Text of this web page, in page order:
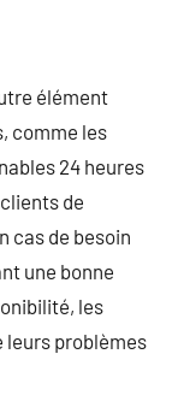
élément
comme les
24 heures
de
cas de besoin
une bonne
les
leurs problèmes